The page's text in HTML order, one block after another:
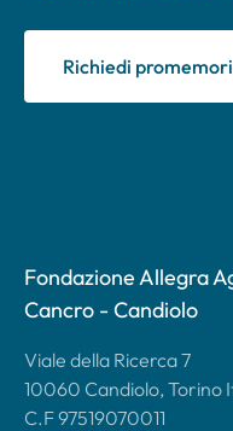
Richiedi
Fondazione Allegra
Cancro - Candiolo
Viale della Ricerca 7
10060 Candiolo, Torino
C.F 97519070011